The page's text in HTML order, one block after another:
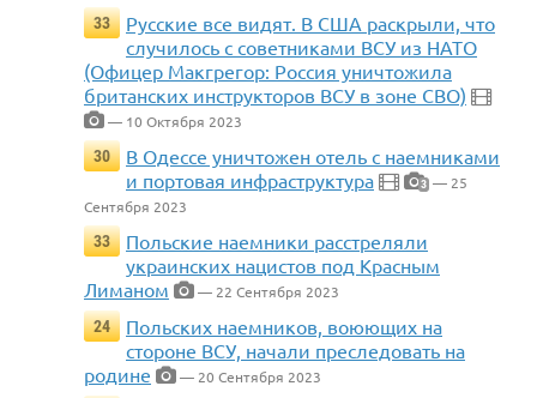
33
Русские все видят. В США раскрыли, что
случилось с советниками ВСУ из НАТО
(Офицер Макгрегор: Россия уничтожила
британских инструкторов ВСУ в зоне СВО)
— 10 Октября 2023
30
В Одессе уничтожен отель с наемниками
и портовая инфраструктура
3 — 25
Сентября 2023
33
Польские наемники расстреляли
украинских нацистов под Красным
Лиманом
— 22 Сентября 2023
24
Польских наемников, воюющих на
стороне ВСУ, начали преследовать на
родине
— 20 Сентября 2023